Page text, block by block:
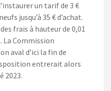
un tarif de 3€
neufs jusqu’à 35 € d’achat.
des frais à hauteurde 0,01
. La Commission
aval d’ici la fin de
entrerait alors
2023.